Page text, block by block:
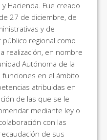
Hacienda. Fue creado
27 de diciembre, de
y de
regional como
realización, en nombre
Autónoma de la
funciones en el ámbito
atribuidas en
de las que se le
mediante ley o
con las
de sus